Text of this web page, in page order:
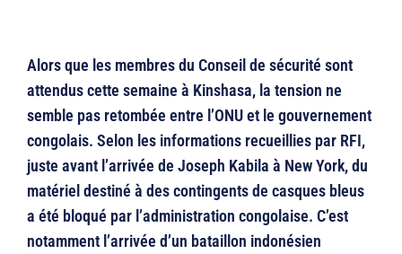
Alors que les membres du Conseil de sécurité sont
attendus cette semaine à Kinshasa, la tension ne
semble pas retombée entre l’ONU et le gouvernement
congolais. Selon les informations recueillies par RFI,
juste avant l’arrivée de Joseph Kabila à New York, du
matériel destiné à des contingents de casques bleus
a été bloqué par l’administration congolaise. C’est
notamment l’arrivée d’un bataillon indonésien